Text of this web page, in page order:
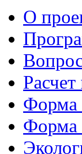
О
Форма
Форма